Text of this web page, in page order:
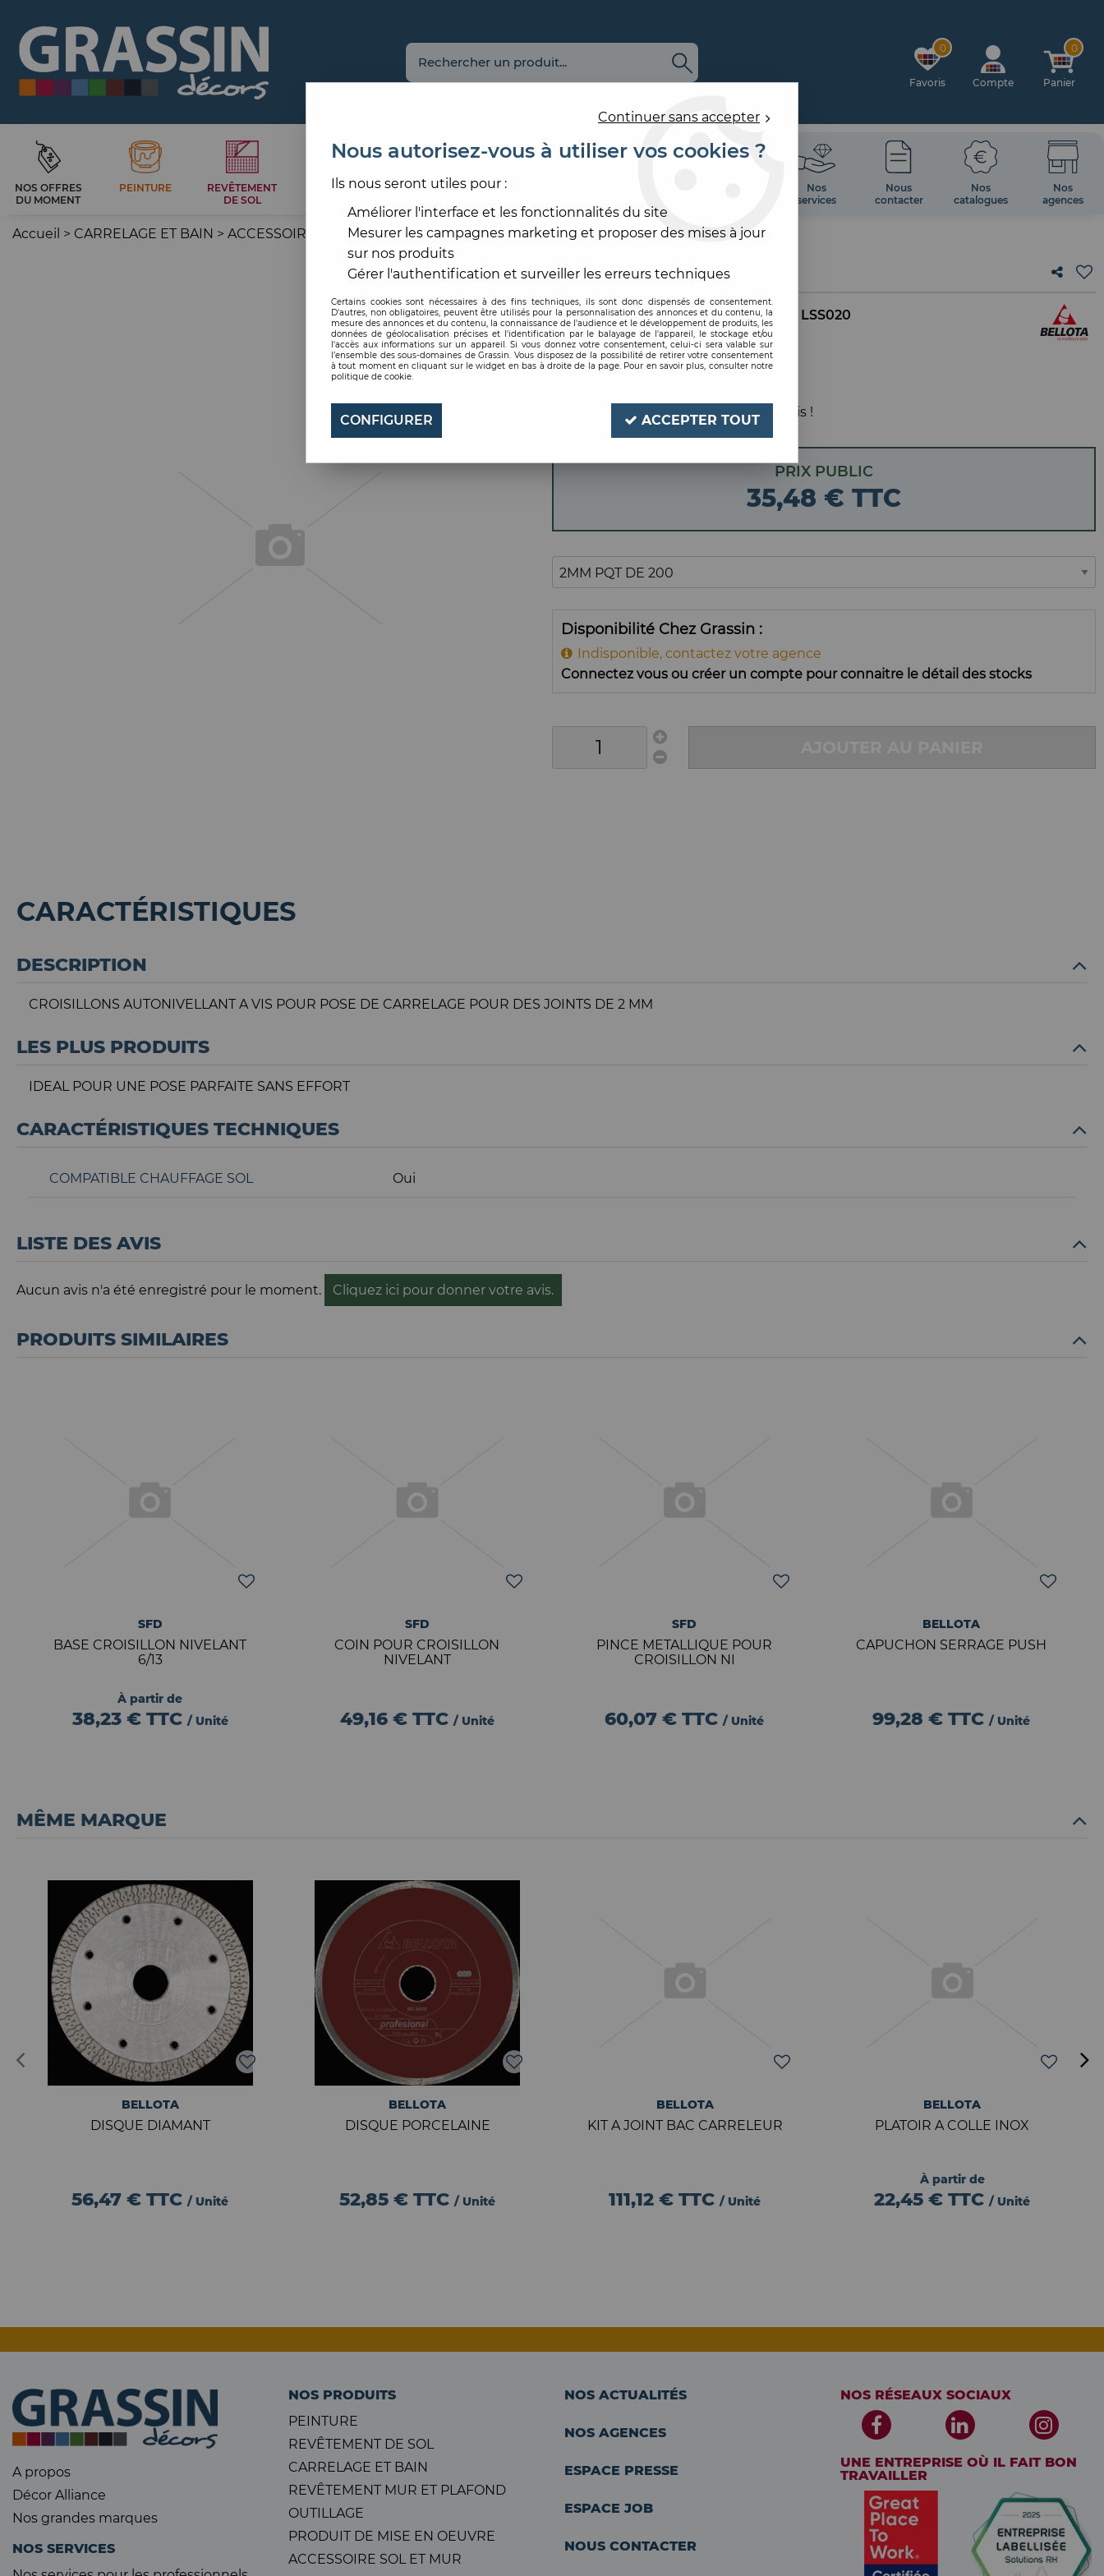
0
Favoris Compte
0
Panier
NOS OFFRES
DU MOMENT
PEINTURE
REVÊTEMENT
DE SOL
CARRELAGE
REVÊTEMENT
OUTILLAGE
Nos
services
Nous
contacter
Nos
catalogues
Nos
agences
Accueil > CARRELAGE ET BAIN > ACCESSOIRE CARRELAGE >CROISILLON >CROISILLON PUSH
BELLOTA
Code produit : 165378 | Réf. interne : LSS020
CROISILLON PUSH
Soyez le premier à donner votre avis !
PRIX PUBLIC
35,48 € TTC
Disponibilité Chez Grassin
Indisponible, contactez votre agence
Connectez vous ou créer un compte pour connaitre le détail des stocks
CARACTÉRISTIQUES
DESCRIPTION
CROISILLONS AUTONIVELLANT A VIS POUR POSE DE CARRELAGE POUR DES JOINTS DE 2 MM
LES PLUS PRODUITS
IDEAL POUR UNE POSE PARFAITE SANS EFFORT
CARACTÉRISTIQUES TECHNIQUES
COMPATIBLE CHAUFFAGE SOL Oui
LISTE DES AVIS
Aucun avis n'a été enregistré pour le moment. Cliquez ici pour donner votre avis.
PRODUITS SIMILAIRES
SFD
BASE CROISILLON NIVELANT
6/13
À partir de
38,23 € TTC / Unité
SFD
COIN POUR CROISILLON
NIVELANT
49,16 € TTC / Unité
SFD
PINCE METALLIQUE POUR
CROISILLON NI
60,07 €TTC / Unité
BELLOTA
CAPUCHON SERRAGE PUSH
99,28 €TTC / Unité
MÊME MARQUE
BELLOTA
DISQUE DIAMANT
56,47 €TTC / Unité
BELLOTA
DISQUE PORCELAINE
52,85 €TTC / Unité
BELLOTA
KIT A JOINT BAC CARRELEUR
111,12 €TTC / Unité
BELLOTA
PLATOIR A COLLE INOX
À partir de
22,45 €TTC / Unité
A propos
Décor Alliance
Nos grandes marques
NOS SERVICES
NOS PRODUITS
PEINTURE
REVÊTEMENT DE SOL
CARRELAGE ET BAIN
REVÊTEMENT MUR ET PLAFOND
OUTILLAGE
PRODUIT DE MISE EN OEUVRE
ACCESSOIRE SOL ET MUR
NOS ACTUALITÉS
NOS AGENCES
ESPACE PRESSE
ESPACE JOB
NOUS CONTACTER
NOS RÉSEAUX SOCIAUX
UNE ENTREPRISE OÙ IL FAIT BON
TRAVAILLER
Continuer sans accepter
Nous autorisez-vous à utiliser vos cookies ?
Ils nous seront utiles pour :
Améliorer l'interface et les fonctionnalités du site
Mesurer les campagnes marketing et proposer des mises à jour
sur nos produits
Gérer l'authentification et surveiller les erreurs techniques
Certains cookies sont nécessaires à des fins techniques, ils sont donc dispensés de consentement.
D'autres, non obligatoires, peuvent être utilisés pour la personnalisation des annonces et du contenu, la
mesure des annonces et du contenu, la connaissance de l'audience et le développement de produits, les
données de géolocalisation précises et l'identification par le balayage de l'appareil, le stockage et/ou
l'accès aux informations sur un appareil. Si vous donnez votre consentement, celui-ci sera valable sur
l’ensemble des sous-domaines de Grassin. Vous disposez de la possibilité de retirer votre consentement
à tout moment en cliquant sur le widget en bas à droite de la page. Pour en savoir plus, consulter notre
politique de cookie.
CONFIGURER ACCEPTER TOUT